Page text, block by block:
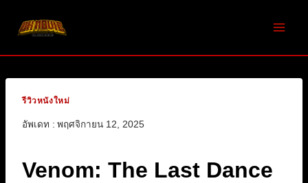
รีวิวหนังใหม่
อัพเดท : พฤศจิกายน 12, 2025
Venom: The Last Dance